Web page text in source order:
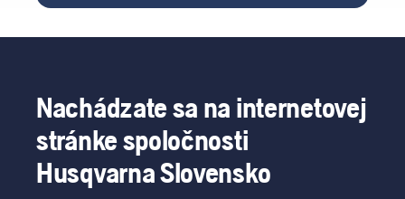
toho
Nachádzate sa na internetovej
stránke spoločnosti
Husqvarna Slovensko